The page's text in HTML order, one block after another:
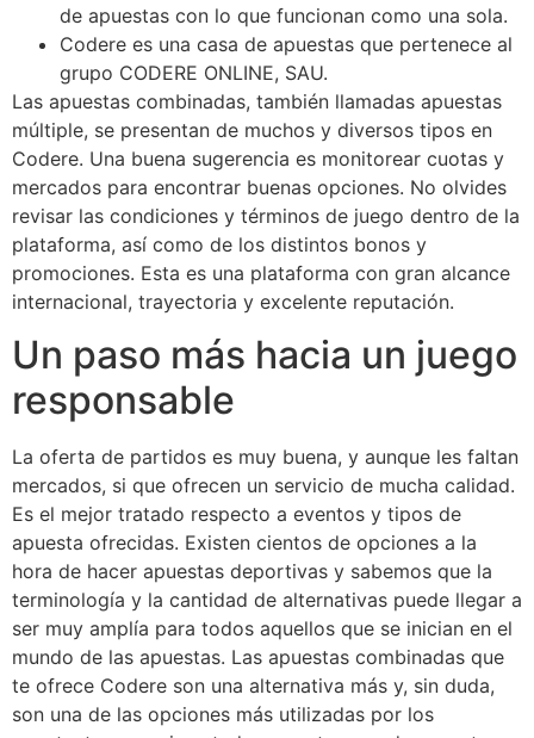
de apuestas con lo que funcionan como una sola.
Codere es una casa de apuestas que pertenece al
grupo CODERE ONLINE, SAU.
Las apuestas combinadas, también llamadas apuestas
múltiple, se presentan de muchos y diversos tipos en
Codere. Una buena sugerencia es monitorear cuotas y
mercados para encontrar buenas opciones. No olvides
revisar las condiciones y términos de juego dentro de la
plataforma, así como de los distintos bonos y
promociones. Esta es una plataforma con gran alcance
internacional, trayectoria y excelente reputación.
Un paso más hacia un juego
responsable
La oferta de partidos es muy buena, y aunque les faltan
mercados, si que ofrecen un servicio de mucha calidad.
Es el mejor tratado respecto a eventos y tipos de
apuesta ofrecidas. Existen cientos de opciones a la
hora de hacer apuestas deportivas y sabemos que la
terminología y la cantidad de alternativas puede llegar a
ser muy amplía para todos aquellos que se inician en el
mundo de las apuestas. Las apuestas combinadas que
te ofrece Codere son una alternativa más y, sin duda,
son una de las opciones más utilizadas por los